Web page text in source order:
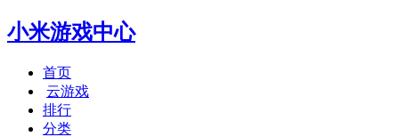
小米游戏中心
首页
云游戏
排行
分类